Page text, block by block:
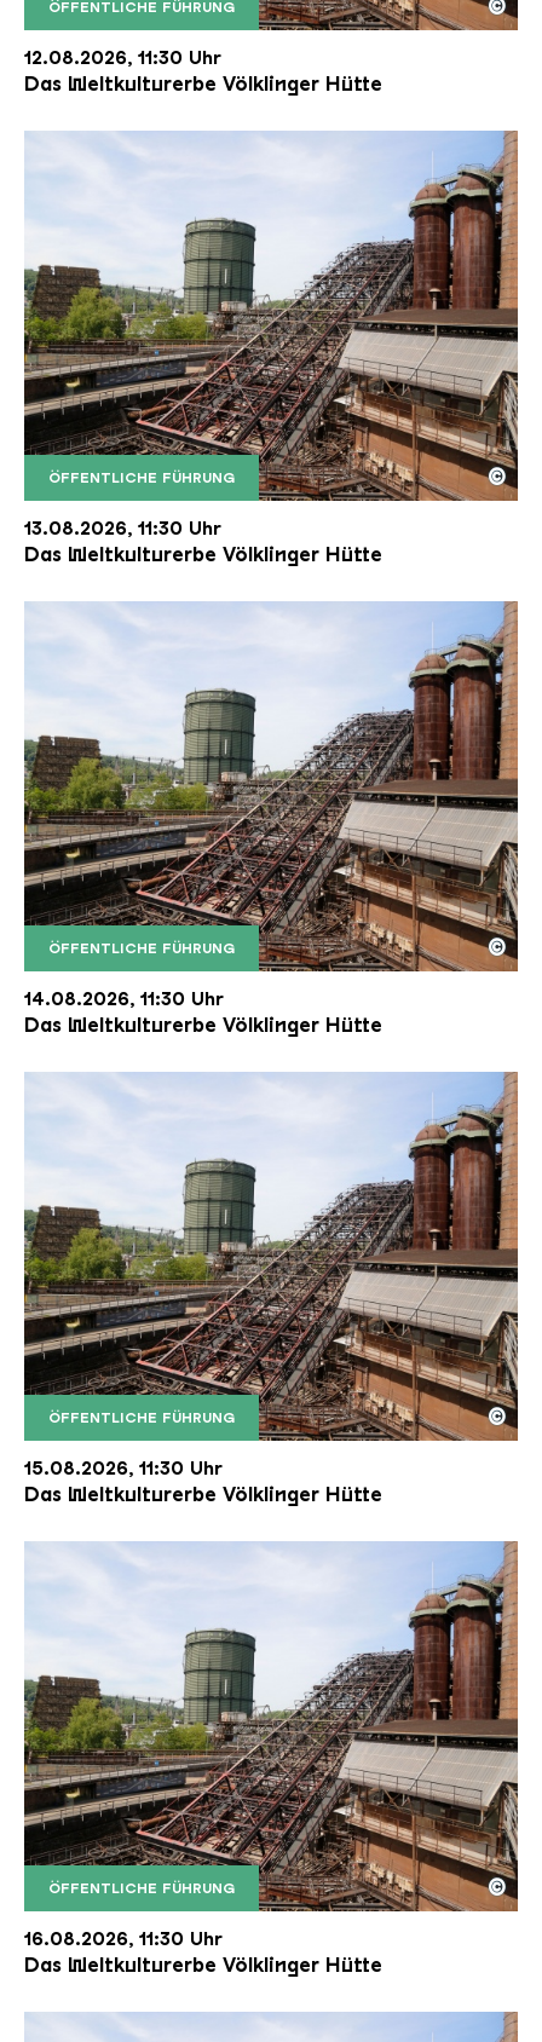
ÖFFENTLICHE FÜHRUNG
Der Erzschrägaufzug der Völklinger Hütte mit
Copyright: Weltkulturerbe Völklinger Hütte | Karl
©
12.08.2026, 11:30 Uhr
Das Weltkulturerbe Völklinger Hütte
ÖFFENTLICHE FÜHRUNG
Der Erzschrägaufzug der Völklinger Hütte mit
Copyright: Weltkulturerbe Völklinger Hütte | Karl
©
13.08.2026, 11:30 Uhr
Das Weltkulturerbe Völklinger Hütte
ÖFFENTLICHE FÜHRUNG
Der Erzschrägaufzug der Völklinger Hütte mit
Copyright: Weltkulturerbe Völklinger Hütte | Karl
©
14.08.2026, 11:30 Uhr
Das Weltkulturerbe Völklinger Hütte
ÖFFENTLICHE FÜHRUNG
Der Erzschrägaufzug der Völklinger Hütte mit
Copyright: Weltkulturerbe Völklinger Hütte | Karl
©
15.08.2026, 11:30 Uhr
Das Weltkulturerbe Völklinger Hütte
ÖFFENTLICHE FÜHRUNG
Der Erzschrägaufzug der Völklinger Hütte mit
Copyright: Weltkulturerbe Völklinger Hütte | Karl
©
16.08.2026, 11:30 Uhr
Das Weltkulturerbe Völklinger Hütte